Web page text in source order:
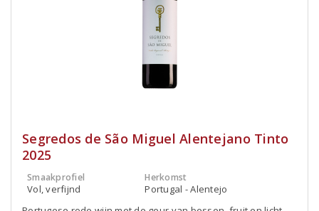
Segredos de São Miguel Alentejano Tinto
2025
Smaakprofiel
Vol, verfijnd
Herkomst
Portugal - Alentejo